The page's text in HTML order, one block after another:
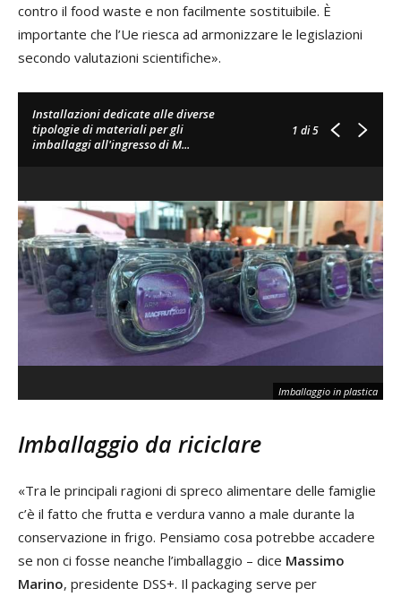
contro il food waste e non facilmente sostituibile. È
importante che l’Ue riesca ad armonizzare le legislazioni
secondo valutazioni scientifiche».
Installazioni dedicate alle diverse
tipologie di materiali per gli
imballaggi all'ingresso di M...
1 di 5
Imballaggio in plastica
Imballaggio da riciclare
«Tra le principali ragioni di spreco alimentare delle famiglie
c’è il fatto che frutta e verdura vanno a male durante la
conservazione in frigo. Pensiamo cosa potrebbe accadere
se non ci fosse neanche l’imballaggio – dice Massimo
Marino, presidente DSS+. Il packaging serve per